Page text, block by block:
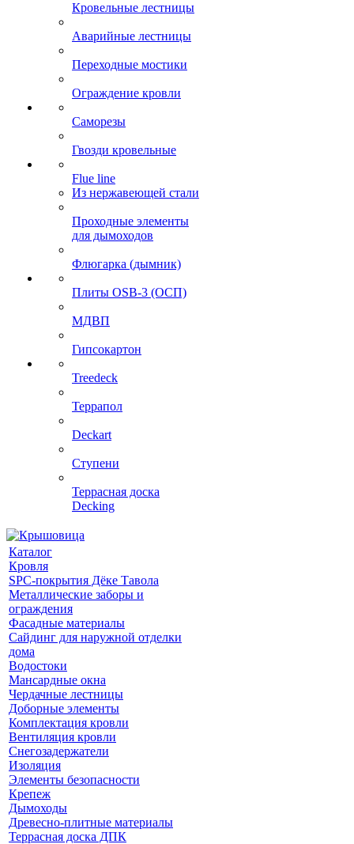
Кровельные лестницы
Аварийные лестницы
Переходные мостики
Ограждение кровли
Саморезы
Гвозди кровельные
Flue line
Из нержавеющей стали
Проходные элементы
для дымоходов
Флюгарка (дымник)
Плиты OSB-3 (ОСП)
МДВП
Гипсокартон
Treedeck
Террапол
Deckart
Ступени
Террасная доска
Decking
Каталог
Кровля
SPC-покрытия Дёке Тавола
Металлические заборы и
ограждения
Фасадные материалы
Сайдинг для наружной отделки
дома
Водостоки
Мансардные окна
Чердачные лестницы
Доборные элементы
Комплектация кровли
Вентиляция кровли
Снегозадержатели
Изоляция
Элементы безопасности
Крепеж
Дымоходы
Древесно-плитные материалы
Террасная доска ДПК